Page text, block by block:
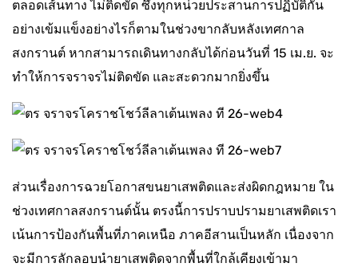
ตลอดเส้นทาง ไม่ติดขัด ซึ่งทุกหน่วยประสานการปฏิบัติกัน
อย่างเข้มแข็งอย่างไรก็ตามในช่วงขากลับหลังเทศกาล
สงกรานต์ หากสามารถเดินทางกลับได้ก่อนวันที่ 15 เม.ย. จะ
ทำให้การจราจรไม่ติดขัด และสะดวกมากยิ่งขึ้น
ส่วนเรื่องการฉวยโอกาสขนยาเสพติดและส่งผิดกฎหมาย ใน
ช่วงเทศกาลสงกรานต์นั้น ตรงนี้การปราบปรามยาเสพติดเรา
เน้นการป้องกันพื้นที่ภาคเหนือ ภาคอีสานเป็นหลัก เนื่องจาก
จะมีการลักลอบนำยาเสพติดจากพื้นที่ใกล้เคียงเข้ามา